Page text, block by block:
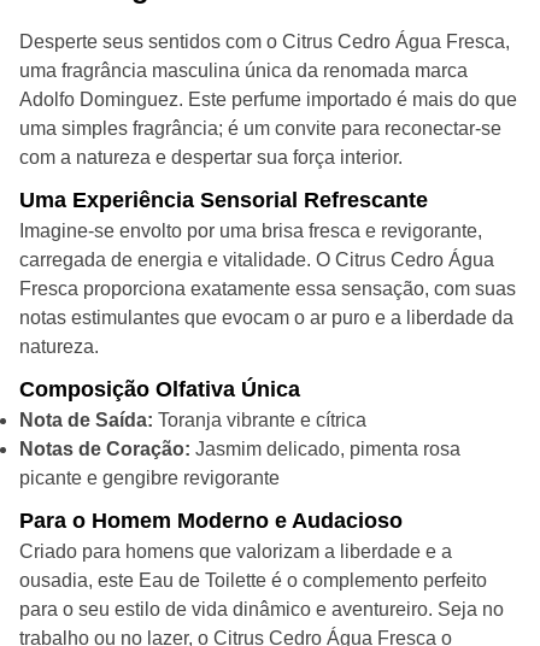
Desperte seus sentidos com o Citrus Cedro Água Fresca,
uma fragrância masculina única da renomada marca
Adolfo Dominguez. Este perfume importado é mais do que
uma simples fragrância; é um convite para reconectar-se
com a natureza e despertar sua força interior.
Uma Experiência Sensorial Refrescante
Imagine-se envolto por uma brisa fresca e revigorante,
carregada de energia e vitalidade. O Citrus Cedro Água
Fresca proporciona exatamente essa sensação, com suas
notas estimulantes que evocam o ar puro e a liberdade da
natureza.
Composição Olfativa Única
Nota de Saída: Toranja vibrante e cítrica
Notas de Coração: Jasmim delicado, pimenta rosa
picante e gengibre revigorante
Para o Homem Moderno e Audacioso
Criado para homens que valorizam a liberdade e a
ousadia, este Eau de Toilette é o complemento perfeito
para o seu estilo de vida dinâmico e aventureiro. Seja no
trabalho ou no lazer, o Citrus Cedro Água Fresca o